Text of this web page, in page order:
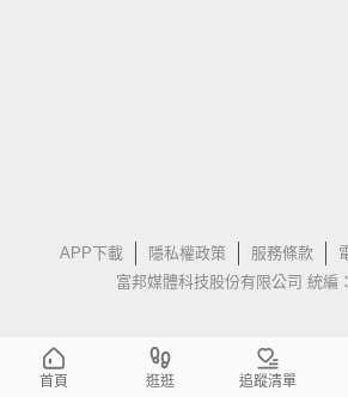
APP下載 隱私權政策 服務條款
富邦媒體科技股份有限公司 統編
首頁 逛逛 追蹤清單